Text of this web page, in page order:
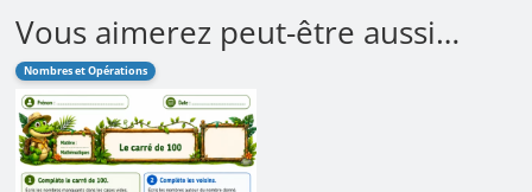
Vous aimerez peut-être aussi…
Nombres et Opérations